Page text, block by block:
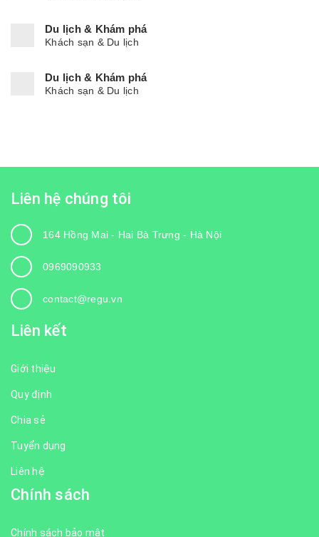
Du lịch & Khám phá
Khách sạn & Du lịch
Du lịch & Khám phá
Khách sạn & Du lịch
Liên hệ chúng tôi
164 Hồng Mai - Hai Bà Trưng - Hà Nội
0969090933
contact@regu.vn
Liên kết
Giới thiệu
Quy định
Chia sẻ
Tuyển dụng
Liên hệ
Chính sách
Chính sách bảo mật